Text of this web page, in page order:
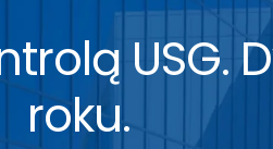
USG.
roku.